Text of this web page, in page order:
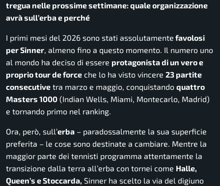
tregua nelle prossime settimane: quale organizzazione
avrà sull’erba e perché
I primi mesi del 2026 sono stati assolutamente favolosi
per Sinner, almeno fino a questo momento. Il numero uno
al mondo ha deciso di essere protagonista di un vero e
proprio tour de force che lo ha visto vincere 23 partite
consecutive tra marzo e maggio, conquistando quattro
Masters 1000 (Indian Wells, Miami, Montecarlo, Madrid)
e tornando primo nel ranking.
Ora, però, sull’erba – paradossalmente la sua superficie
preferita – le cose sono destinate a cambiare. Mentre la
maggior parte dei tennisti programma attentamente la
transizione dalla terra all’erba con tornei come Halle,
Queen’s e Stoccarda, Sinner ha scelto la via del digiuno